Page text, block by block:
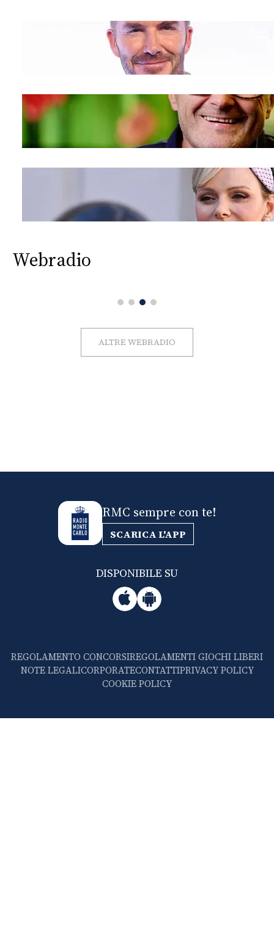
Webradio
ALTRE WEBRADIO
RMC sempre con te!
SCARICA L'APP
DISPONIBILE SU
REGOLAMENTO CONCORSIREGOLAMENTI GIOCHI LIBERI
NOTE LEGALICORPORATECONTATTIPRIVACY POLICY
COOKIE POLICY